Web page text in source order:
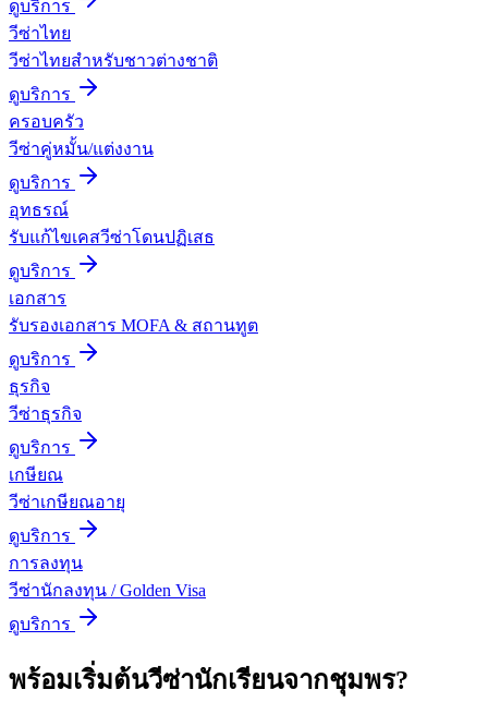
ดูบริการ
วีซ่าไทย
วีซ่าไทยสำหรับชาวต่างชาติ
ดูบริการ
ครอบครัว
วีซ่าคู่หมั้น/แต่งงาน
ดูบริการ
อุทธรณ์
รับแก้ไขเคสวีซ่าโดนปฏิเสธ
ดูบริการ
เอกสาร
รับรองเอกสาร MOFA & สถานทูต
ดูบริการ
ธุรกิจ
วีซ่าธุรกิจ
ดูบริการ
เกษียณ
วีซ่าเกษียณอายุ
ดูบริการ
การลงทุน
วีซ่านักลงทุน / Golden Visa
ดูบริการ
พร้อมเริ่มต้นวีซ่านักเรียนจากชุมพร?